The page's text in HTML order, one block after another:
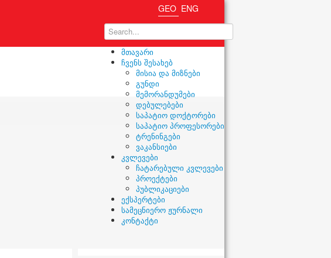
GEO ENG
მთავარი
ჩვენს შესახებ
მისია და მიზნები
გუნდი
მემორანდუმები
დებულებები
საპატიო დოქტორები
საპატიო პროფესორები
ტრენინგები
ვაკანსიები
კვლევები
ჩატარებული კვლევები
პროექტები
პუბლიკაციები
ექსპერტები
სამეცნიერო ჟურნალი
კონტაქტი